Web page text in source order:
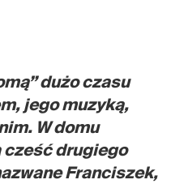
dużo czasu
jego muzyką,
W domu
cześć drugiego
Franciszek,